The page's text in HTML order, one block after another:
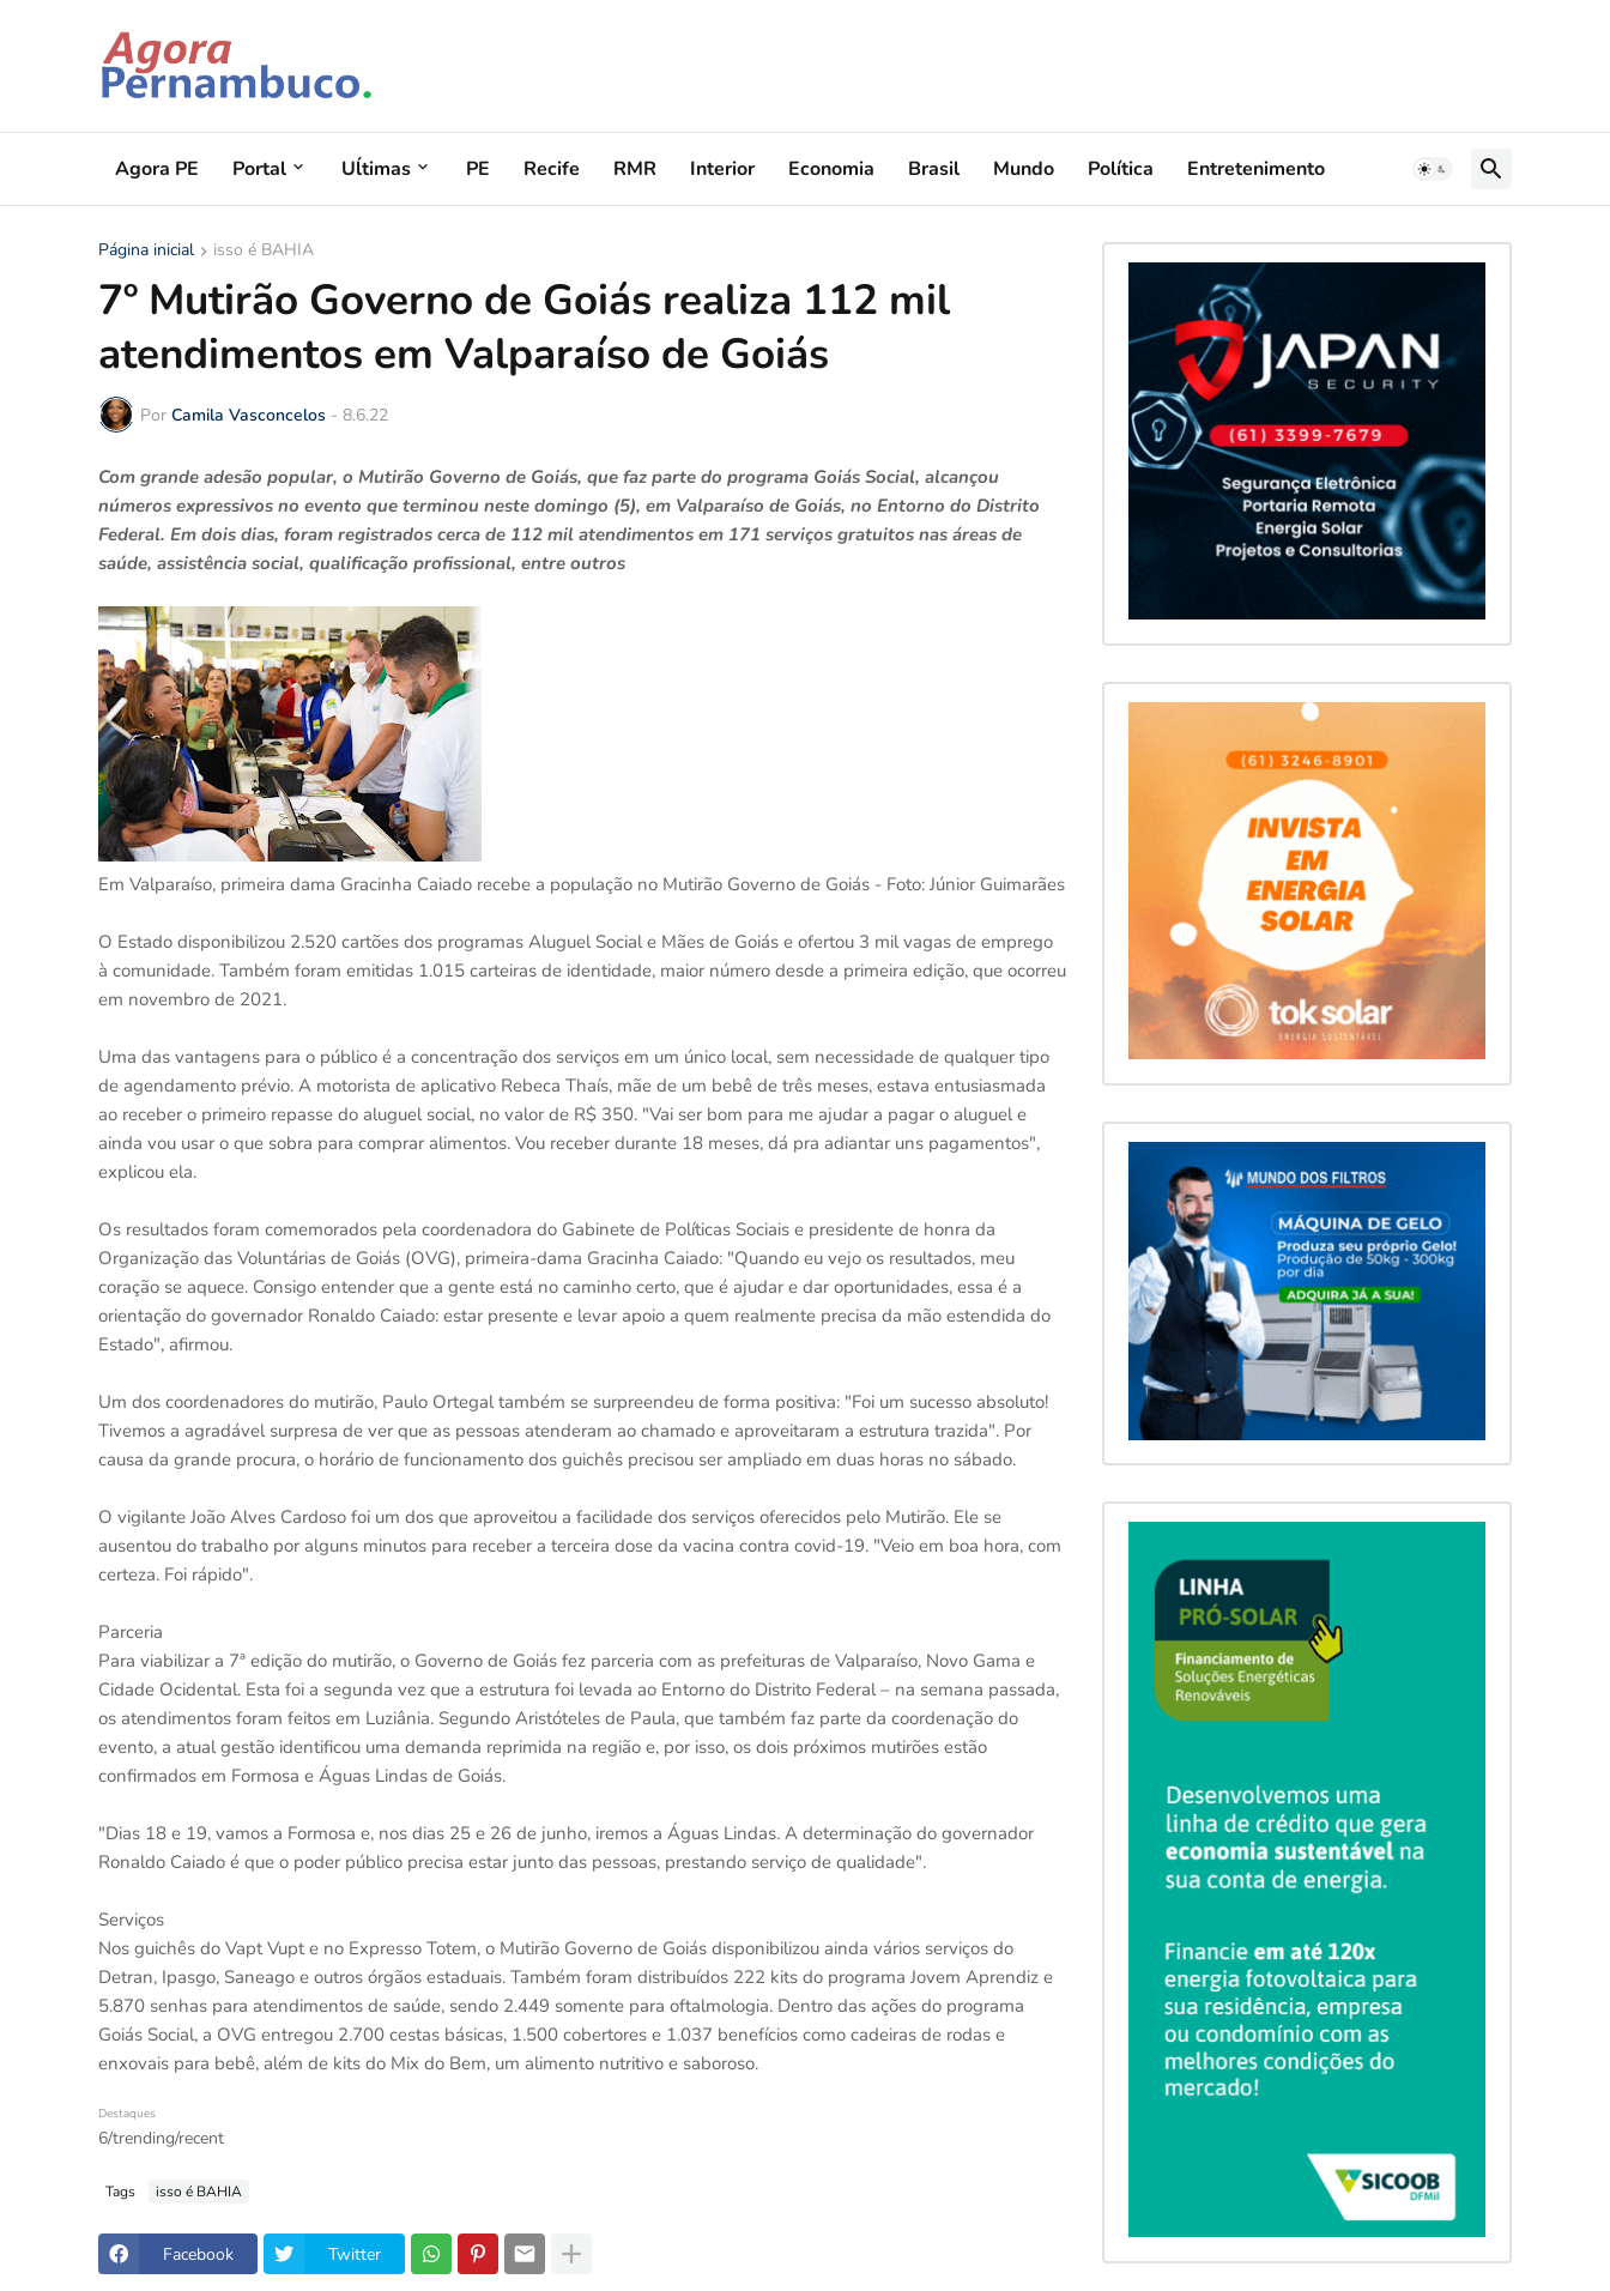
Agora PE Portal Uĺtimas PE Recife RMR Interior Economia Brasil Mundo Política Entretenimento
Página inicial isso é BAHIA
7º Mutirão Governo de Goiás realiza 112 mil
atendimentos em Valparaíso de Goiás
Por Camila Vasconcelos - 8.6.22
Com grande adesão popular, o Mutirão Governo de Goiás, que faz parte do programa Goiás Social, alcançou
números expressivos no evento que terminou neste domingo (5), em Valparaíso de Goiás, no Entorno do Distrito
Federal. Em dois dias, foram registrados cerca de 112 mil atendimentos em 171 serviços gratuitos nas áreas de
saúde, assistência social, qualificação profissional, entre outros
Em Valparaíso, primeira dama Gracinha Caiado recebe a população no Mutirão Governo de Goiás - Foto: Júnior Guimarães
O Estado disponibilizou 2.520 cartões dos programas Aluguel Social e Mães de Goiás e ofertou 3 mil vagas de emprego
à comunidade. Também foram emitidas 1.015 carteiras de identidade, maior número desde a primeira edição, que ocorreu
em novembro de 2021.
Uma das vantagens para o público é a concentração dos serviços em um único local, sem necessidade de qualquer tipo
de agendamento prévio. A motorista de aplicativo Rebeca Thaís, mãe de um bebê de três meses, estava entusiasmada
ao receber o primeiro repasse do aluguel social, no valor de R$ 350. "Vai ser bom para me ajudar a pagar o aluguel e
ainda vou usar o que sobra para comprar alimentos. Vou receber durante 18 meses, dá pra adiantar uns pagamentos",
explicou ela.
Os resultados foram comemorados pela coordenadora do Gabinete de Políticas Sociais e presidente de honra da
Organização das Voluntárias de Goiás (OVG), primeira-dama Gracinha Caiado: "Quando eu vejo os resultados, meu
coração se aquece. Consigo entender que a gente está no caminho certo, que é ajudar e dar oportunidades, essa é a
orientação do governador Ronaldo Caiado: estar presente e levar apoio a quem realmente precisa da mão estendida do
Estado", afirmou.
Um dos coordenadores do mutirão, Paulo Ortegal também se surpreendeu de forma positiva: "Foi um sucesso absoluto!
Tivemos a agradável surpresa de ver que as pessoas atenderam ao chamado e aproveitaram a estrutura trazida". Por
causa da grande procura, o horário de funcionamento dos guichês precisou ser ampliado em duas horas no sábado.
O vigilante João Alves Cardoso foi um dos que aproveitou a facilidade dos serviços oferecidos pelo Mutirão. Ele se
ausentou do trabalho por alguns minutos para receber a terceira dose da vacina contra covid-19. "Veio em boa hora, com
certeza. Foi rápido".
Parceria
Para viabilizar a 7ª edição do mutirão, o Governo de Goiás fez parceria com as prefeituras de Valparaíso, Novo Gama e
Cidade Ocidental. Esta foi a segunda vez que a estrutura foi levada ao Entorno do Distrito Federal – na semana passada,
os atendimentos foram feitos em Luziânia. Segundo Aristóteles de Paula, que também faz parte da coordenação do
evento, a atual gestão identificou uma demanda reprimida na região e, por isso, os dois próximos mutirões estão
confirmados em Formosa e Águas Lindas de Goiás.
"Dias 18 e 19, vamos a Formosa e, nos dias 25 e 26 de junho, iremos a Águas Lindas. A determinação do governador
Ronaldo Caiado é que o poder público precisa estar junto das pessoas, prestando serviço de qualidade".
Serviços
Nos guichês do Vapt Vupt e no Expresso Totem, o Mutirão Governo de Goiás disponibilizou ainda vários serviços do
Detran, Ipasgo, Saneago e outros órgãos estaduais. Também foram distribuídos 222 kits do programa Jovem Aprendiz e
5.870 senhas para atendimentos de saúde, sendo 2.449 somente para oftalmologia. Dentro das ações do programa
Goiás Social, a OVG entregou 2.700 cestas básicas, 1.500 cobertores e 1.037 benefícios como cadeiras de rodas e
enxovais para bebê, além de kits do Mix do Bem, um alimento nutritivo e saboroso.
Destaques
6/trending/recent
Tags isso é BAHIA
Facebook Twitter